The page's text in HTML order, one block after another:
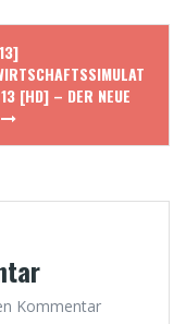
[HD] – DER NEUE
Kommentar